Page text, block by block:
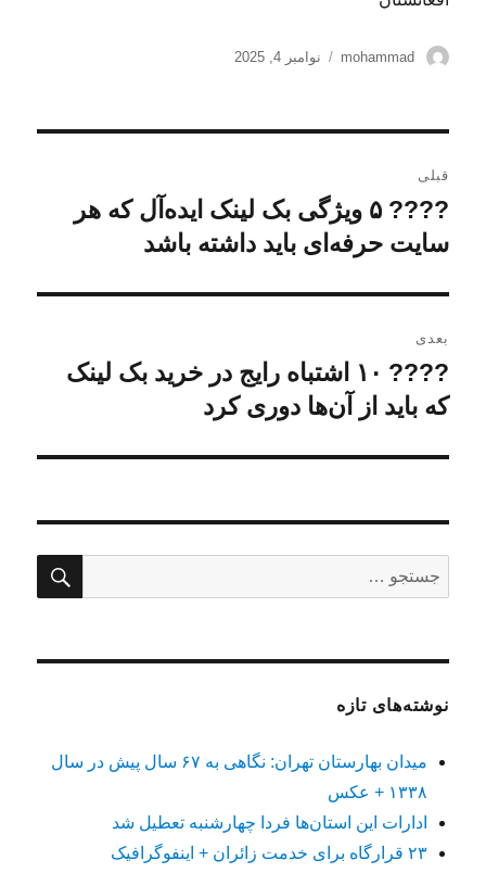
نویسنده
mohammad
ارسال
نوامبر 4, 2025
نوشته
قبلی
نوشته
قبلی:
???? ۵ ویژگی بک لینک ایده‌آل که هر
سایت حرفه‌ای باید داشته باشد
بعدی
نوشته
بعدی:
????️ ۱۰ اشتباه رایج در خرید بک لینک
که باید از آن‌ها دوری کرد
برای:
نوشته‌های تازه
میدان بهارستان تهران: نگاهی به ۶۷ سال پیش در سال
۱۳۳۸ + عکس
ادارات این استان‌ها فردا چهارشنبه تعطیل شد
۲۳ قرارگاه برای خدمت زائران + اینفوگرافیک